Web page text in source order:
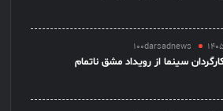
100darsadnews
سینما از رویداد مشق ناتمام